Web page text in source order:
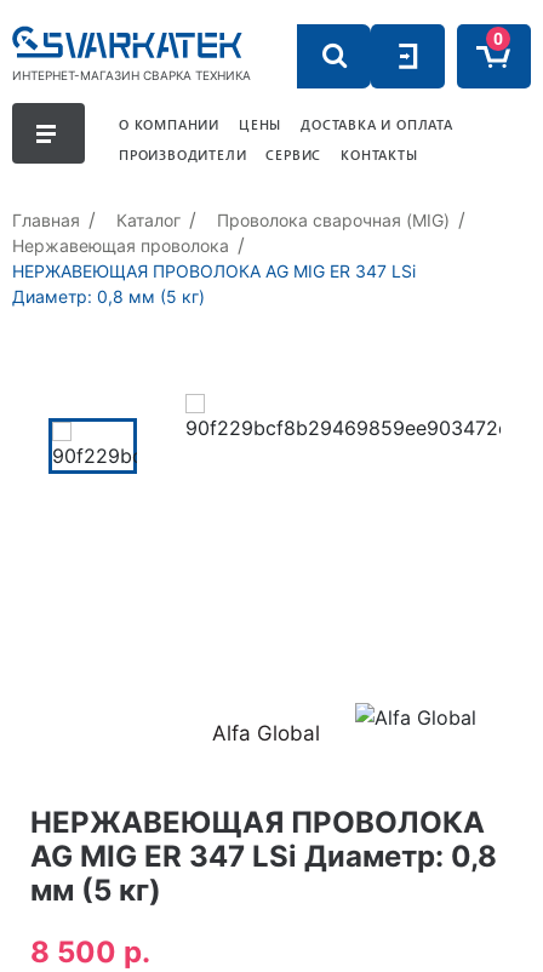
ИНТЕРНЕТ-МАГАЗИН СВАРКА ТЕХНИКА
0
О КОМПАНИИ ЦЕНЫ
ДОСТАВКА И ОПЛАТА
ПРОИЗВОДИТЕЛИ
СЕРВИС КОНТАКТЫ
Главная Каталог
Проволока сварочная (MIG)
Нержавеющая проволока
НЕРЖАВЕЮЩАЯ ПРОВОЛОКА AG MIG ER 347 LSi
Диаметр: 0,8 мм (5 кг)
Alfa Global
НЕРЖАВЕЮЩАЯ ПРОВОЛОКА
AG MIG ER 347 LSi Диаметр: 0,8
мм (5 кг)
8 500 р.